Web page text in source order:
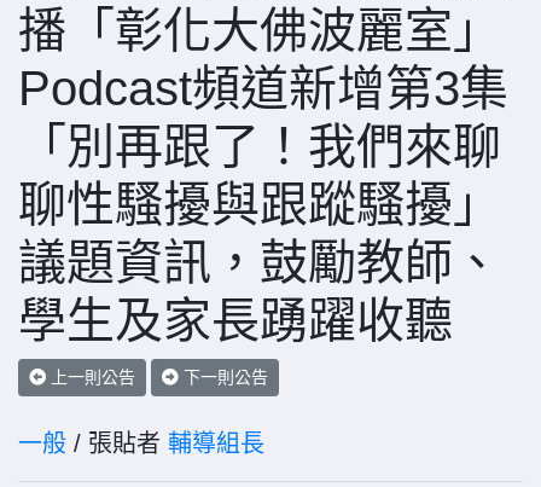
播「彰化大佛波麗室」
Podcast頻道新增第3集
「別再跟了！我們來聊
聊性騷擾與跟蹤騷擾」
議題資訊，鼓勵教師、
學生及家長踴躍收聽
上一則公告 下一則公告
一般 / 張貼者 輔導組長